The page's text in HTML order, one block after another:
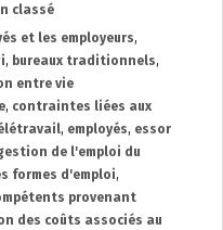
classé
et les employeurs,
, bureaux traditionnels,
entre vie
, contraintes liées aux
, employés, essor
de l'emploi du
formes d'emploi,
provenant
des coûts associés au